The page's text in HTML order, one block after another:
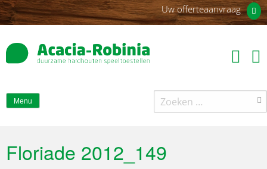
Uw offerteaanvraag
Menu
Zoeken
naar:
Floriade 2012_149